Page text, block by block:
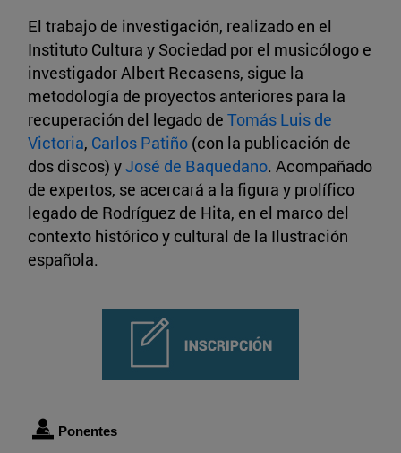
El trabajo de investigación, realizado en el
Instituto Cultura y Sociedad por el musicólogo e
investigador Albert Recasens, sigue la
metodología de proyectos anteriores para la
recuperación del legado de Tomás Luis de
Victoria, Carlos Patiño (con la publicación de
dos discos) yJosé de Baquedano. Acompañado
de expertos, se acercará a la figura y prolífico
legado de Rodríguez de Hita, en el marco del
contexto histórico y cultural de la Ilustración
española.
Ponentes